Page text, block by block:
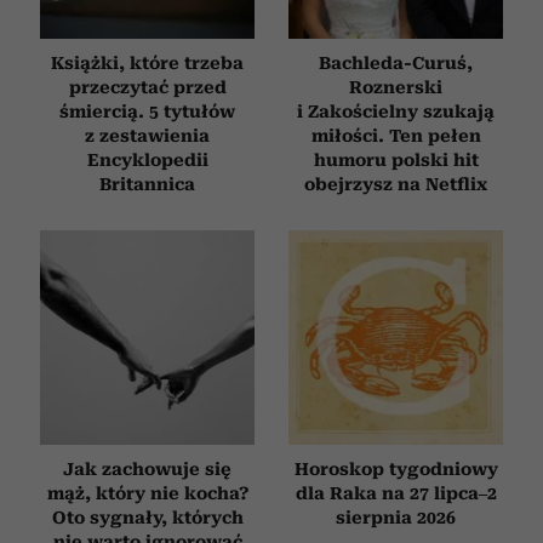
Książki, które trzeba
przeczytać przed
śmiercią. 5 tytułów
z zestawienia
Encyklopedii
Britannica
Bachleda-Curuś,
Roznerski
i Zakościelny szukają
miłości. Ten pełen
humoru polski hit
obejrzysz na Netflix
Jak zachowuje się
mąż, który nie kocha?
Oto sygnały, których
Horoskop tygodniowy
dla Raka na 27 lipca–2
sierpnia 2026